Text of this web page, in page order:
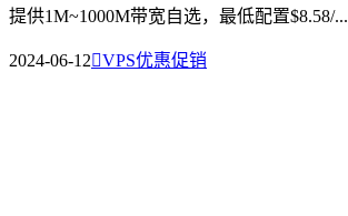
提供1M~1000M带宽自选，最低配置$8.58/...
2024-06-12VPS优惠促销